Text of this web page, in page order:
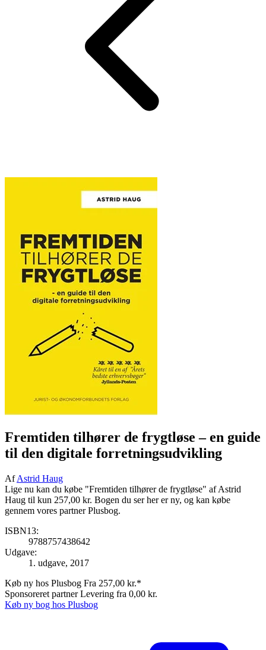
Fremtiden tilhører de frygtløse– en guide
til den digitale forretningsudvikling
AfAstrid Haug
Lige nu kan du købe "Fremtiden tilhører de frygtløse" af Astrid
Haug til kun 257,00 kr. Bogen du ser her er ny, og kan købe
gennem vores partner Plusbog.
ISBN13:
9788757438642
Udgave:
1. udgave, 2017
Køb ny hos Plusbog Fra 257,00 kr.*
Sponsoreret partnerLevering fra 0,00 kr.
Køb ny bog hos Plusbog